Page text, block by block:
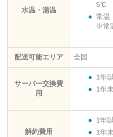
水温・湯温
5℃
常温
※常
配送可能エリア 全国
サーバー交換費
用
1年
1年
解約費用
1年
1年